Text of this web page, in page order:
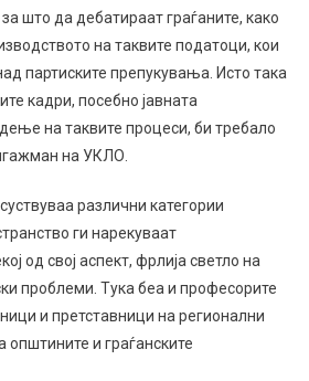
што да дебатираат граѓаните, како
на таквите податоци, кои
партиските препукувања. Исто така
кадри, посебно јавната
на таквите процеси, би требало
на УКЛО.
различни категории
ги нарекуваат
од свој аспект, фрлија светло на
проблеми. Тука беа и професорите
и претставници на регионални
општините и граѓанските